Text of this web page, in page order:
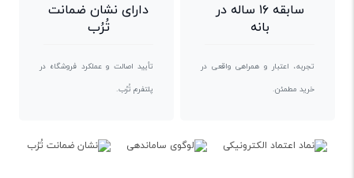
سابقه ۱۶ ساله در
بانه
تجربه، اعتبار و همراهی واقعی در
خرید مطمئن.
دارای نشان ضمانت
تُرُب
تأیید اصالت و عملکرد فروشگاه در
پلتفرم تُرُب.